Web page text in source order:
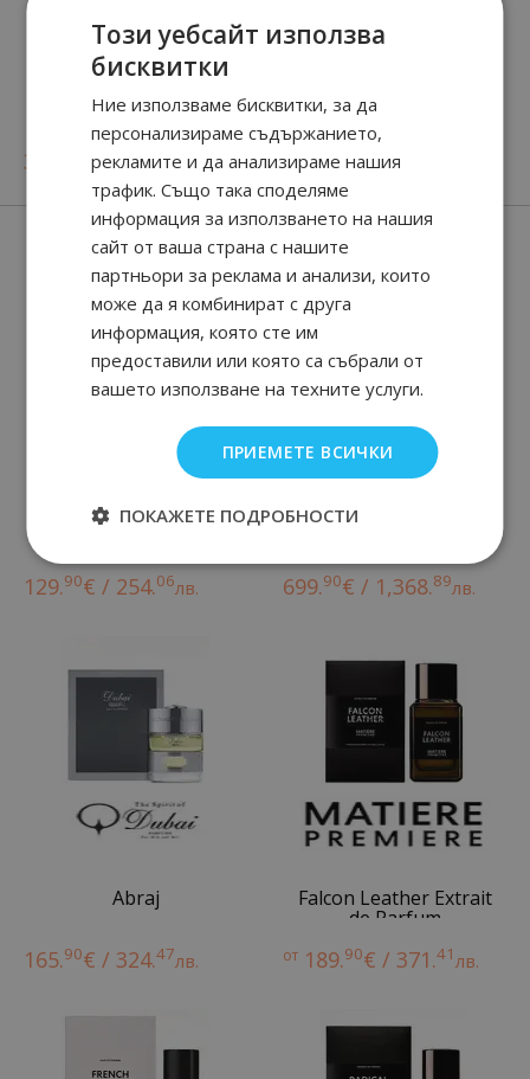
ETERNITY
€ / 85.90лв.
33. € / 65.89лв.
CK CONTRADICTION
от 16.70€ / 32.
Нови парфюми
Sama
129.90€ / 254.06лв. 699.90€ / 1,368.89лв.
Abraj
165.90€ / 324.47лв.
Falcon Leather Extrait
de Parfum
от 189.90€ / 371.41лв.
Този уебсайт използва
бисквитки
Ние използваме бисквитки, за да
персонализираме съдържанието,
рекламите и да анализираме нашия
трафик. Също така споделяме
информация за използването на нашия
сайт от ваша страна с нашите
партньори за реклама и анализи, които
може да я комбинират с друга
информация, която сте им
предоставили или която са събрали от
вашето използване на техните услуги.
ПРИЕМЕТЕ ВСИЧКИ
ПОКАЖЕТЕ ПОДРОБНОСТИ